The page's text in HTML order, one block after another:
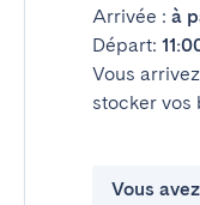
Arrivée : à
Départ:
Vous
stocker vos
Vous